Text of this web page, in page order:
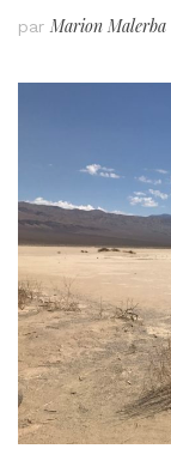
par Marion Malerba